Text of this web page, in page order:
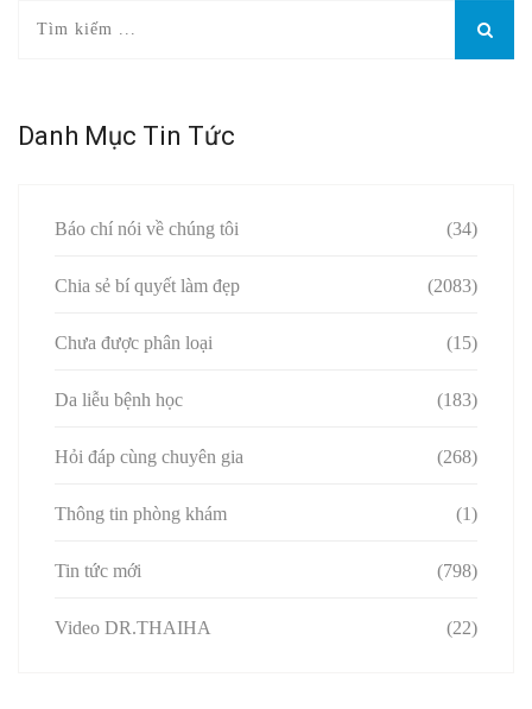
Danh Mục Tin Tức
Báo chí nói về chúng tôi (34)
Chia sẻ bí quyết làm đẹp (2083)
Chưa được phân loại (15)
Da liễu bệnh học (183)
Hỏi đáp cùng chuyên gia (268)
Thông tin phòng khám (1)
Tin tức mới (798)
Video DR.THAIHA (22)